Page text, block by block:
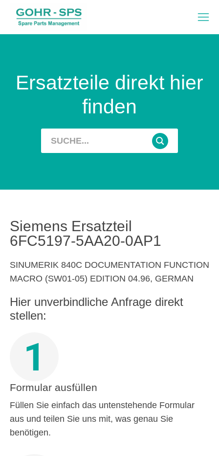
Ersatzteile direkt hier
finden
Siemens Ersatzteil
6FC5197-5AA20-0AP1
SINUMERIK 840C DOCUMENTATION FUNCTION
MACRO (SW01-05) EDITION 04.96, GERMAN
Hier unverbindliche Anfrage direkt
stellen:
1
Formular ausfüllen
Füllen Sie einfach das untenstehende Formular
aus und teilen Sie uns mit, was genau Sie
benötigen.